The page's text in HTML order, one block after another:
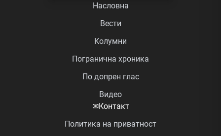
Насловна
Вести
Колумни
Погранична хроника
По допрен глас
Видео
✉Контакт
Политика на приватност